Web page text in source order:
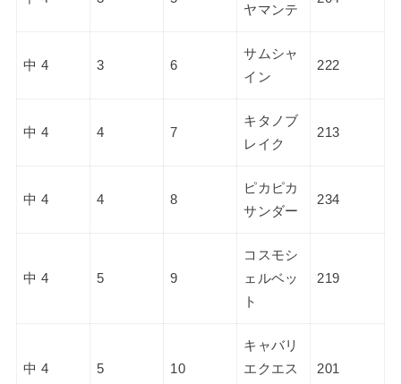
ヤマンテ
中 4 3 6
サムシャ
イン
222
中 4 4 7
キタノブ
レイク
213
中 4 4 8
ピカピカ
サンダー
234
中 4 5 9
コスモシ
ェルベッ
ト
219
中 4 5 10
キャバリ
エクエス
201